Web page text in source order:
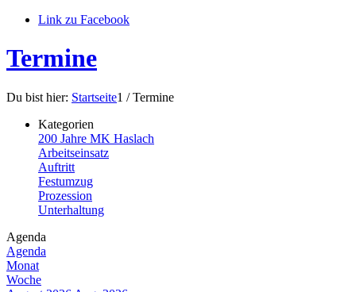
Link zu Facebook
Termine
Du bist hier: Startseite1 / Termine
Kategorien
200 Jahre MK Haslach
Arbeitseinsatz
Auftritt
Festumzug
Prozession
Unterhaltung
Agenda
Agenda
Monat
Woche